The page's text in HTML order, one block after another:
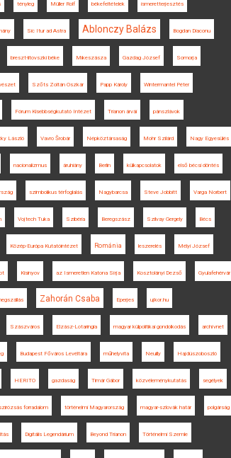
tényleg Müller Rolf békefeltételek ismeretterjesztés
Sic Itur ad Astra Ablonczy Balázs Bogdan Diaconu
breszt-litovszki béke Mikeszásza Gazdag József Somorja
Szőts Zoltán Oszkár Papp Károly Wintermantel Péter
Fórum Kisebbségkutató Intézet Trianon árvái pánszlávok
László Vavro Šrobár Népköztársaság Mohr Szilárd Nagy Egyesülés
nacionalizmus áruhiány Berlin külkapcsolatok első bécsi döntés
szimbolikus térfoglalás Nagybarcsa Steve Jobbitt Varga Norbert
Vojtech Tuka Szibéria Beregszász Szilvay Gergely Bécs
Közép-Európa Kutatóintézet Románia leszerelés Mélyi József
Kisinyov az Ismeretlen Katona Sírja Kosztolányi Dezső Gyulafehérvár
Zahorán Csaba Eperjes ujkor.hu
Szászváros Elzász-Lotaringia magyar külpolitikai gondolkodás archívnet
Budapest Főváros Levéltára műhelyvita Neuilly Hajdúszoboszló
HERITO gazdaság Timár Gábor közvéleménykutatás segélyek
forradalom történelmi Magyarország magyar-szlovák határ polgárság
Digitális Legendárium Beyond Trianon Történelmi Szemle